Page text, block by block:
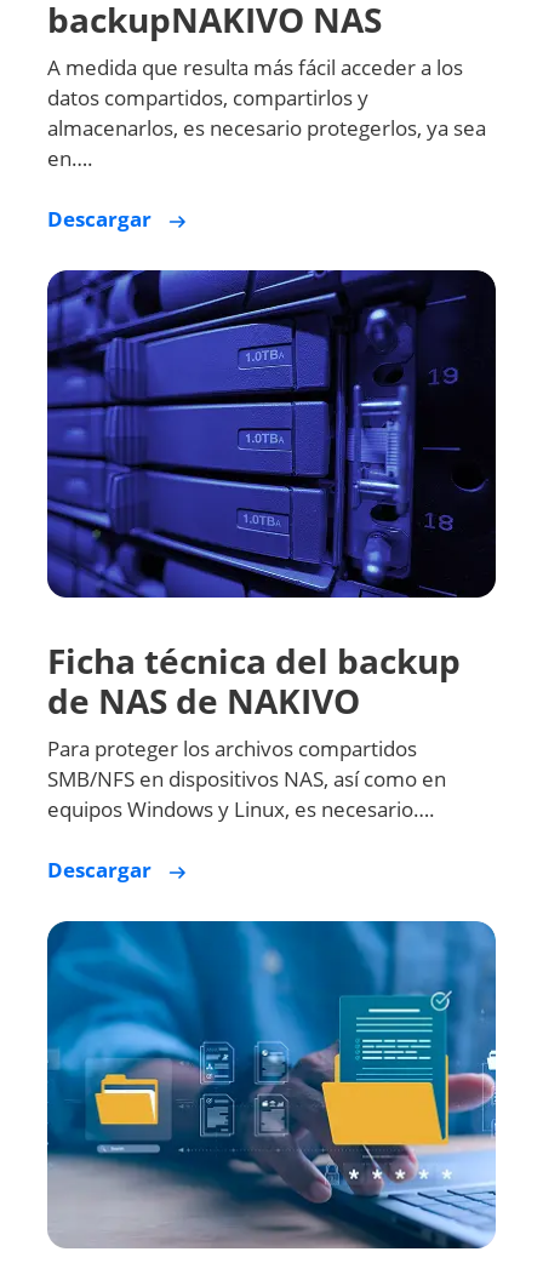
backupNAKIVO NAS
A medida que resulta más fácil acceder a los
datos compartidos, compartirlos y
almacenarlos, es necesario protegerlos, ya sea
en….
Descargar
Ficha técnica del backup
de NAS de NAKIVO
Para proteger los archivos compartidos
SMB/NFS en dispositivos NAS, así como en
equipos Windows y Linux, es necesario….
Descargar